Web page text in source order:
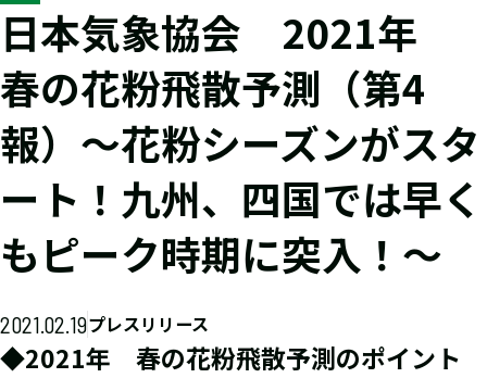
日本気象協会 2021年
春の花粉飛散予測（第4
報）～花粉シーズンがスタ
ート！九州、四国では早く
もピーク時期に突入！～
2021.02.19プレスリリース
◆2021年 春の花粉飛散予測のポイント